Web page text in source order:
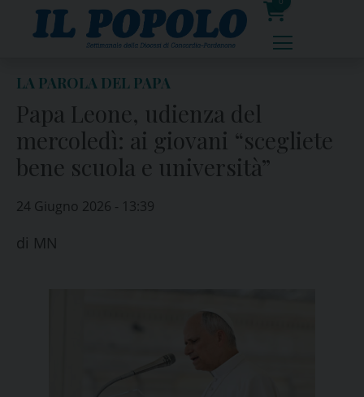
0
prodotti
LA PAROLA DEL PAPA
Papa Leone, udienza del
mercoledì: ai giovani “scegliete
bene scuola e università”
24 Giugno 2026 - 13:39
di MN